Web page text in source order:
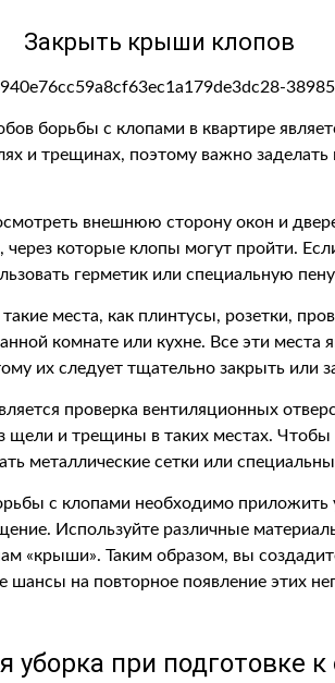
Закрыть крыши клопов
борьбы с клопами в квартире
и трещинах, поэтому важно заделать
внешнюю сторону окон и
через которые клопы могут пройти.
герметик или специальную
места, как плинтусы, розетки,
комнате или кухне. Все эти места
их следует тщательно закрыть или
проверка вентиляционных
щели и трещины в таких местах. Чтобы
металлические сетки или
с клопами необходимо приложить
Используйте различные
«крыши». Таким образом, вы
шансы на повторное появление этих
уборка при подготовке к